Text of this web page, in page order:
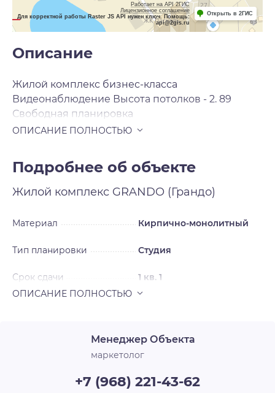
Работает на API 2ГИС
Лицензионное соглашение
Для корректной работы Raster JS API нужен ключ. Помощь:
api@2gis.ru
Открыть в 2ГИС
Описание
Жилой комплекс бизнес-класса
Видеонаблюдение Высота потолков - 2. 89
Свободная планировка
Подробнее об объекте
Жилой комплекс GRANDO (Грандо)
Материал Кирпично-монолитный
Тип планировки Студия
Срок сдачи 1 кв. 1
Менеджер Объекта
маркетолог
+7 (968) 221-43-62